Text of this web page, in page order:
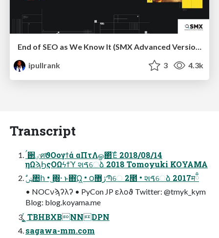
ipullrank
3 4.3k
Transcript
ࠤ઒ٸศϑΟογϯά αΠτΛௐ΂ͯΈͨ 2018/08/14
ηΩϡϦςΟΩϟϯϓ શࠃେձ 2018 Tomoyuki KOYAMA
ࣗݾ঺հ • ͜΍· ͱ΋Ώ͖ • ౦ژ޻Պେ 2೥ • શࠃେձ 2017मྃ
• NOCνϡʔλʔ • PyCon JP ελοϑ Twitter: @tmyk_kym
Blog: blog.koyama.me
͖͔͚ͬ TBHBXBNNDPN
sagawa-mm.com